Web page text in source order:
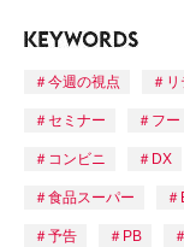
今週の視点
セミナー フー
コンビニ DX
食品スーパー
予告 PB